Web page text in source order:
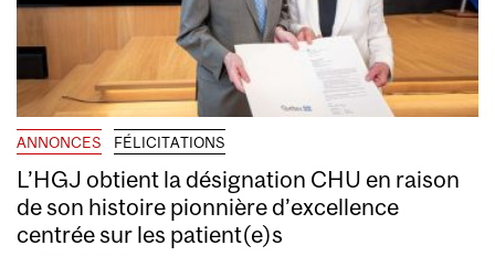
ANNONCES FÉLICITATIONS
L’HGJ obtient la désignation CHU en raison
de son histoire pionnière d’excellence
centrée sur les patient(e)s